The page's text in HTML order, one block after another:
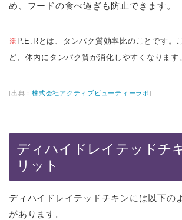
め、フードの食べ過ぎも防止できます。
※ P.E.Rとは、タンパク質効率比のことです。
ど、体内にタンパク質が消化しやすくなります
[出典：株式会社アクティブビューティーラボ]
ディハイドレイテッドチ
リット
ディハイドレイテッドチキンには以下の
があります。